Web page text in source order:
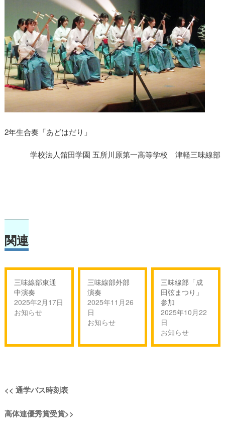
2年生合奏「あどはだり」
学校法人舘田学園 五所川原第一高等学校 津軽三味線部
関連
三味線部東通
中演奏
2025年2月17日
お知らせ
三味線部外部
演奏
2025年11月26
日
お知らせ
三味線部「成
田弦まつり」
参加
2025年10月22
日
お知らせ
投
稿
<< 過
の
通学バス時刻表
次
高体連優秀賞受賞>>